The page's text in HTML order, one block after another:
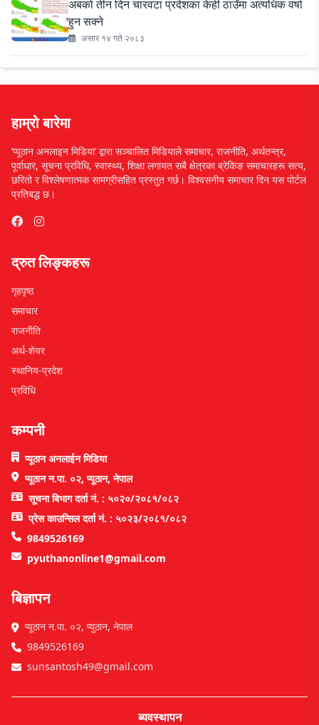
अबको तीन दिन चारवटा प्रदेशका केही ठाउँमा अत्यधिक वर्षा
हुन सक्ने
असार १४ गते २०८३
हाम्रो बारेमा
‘प्यूठान अनलाइन मिडिया’ द्वारा सञ्चालित मिडियाले समाचार, राजनीति, अर्थतन्त्र,
पूर्वाधार, सूचना प्रविधि, स्वास्थ्य, शिक्षा लगायत सबै क्षेत्रका ब्रेकिङ समाचारहरू सत्य,
छरितो र विश्लेषणात्मक सामग्रीसहित प्रस्तुत गर्छ। विश्वसनीय समाचार दिन यस पोर्टल
प्रतिबद्ध छ।
द्रुत लिङ्कहरू
गृहपृष्ठ
समाचार
राजनीति
अर्थ-शेयर
स्थानिय-प्रदेश
प्रविधि
कम्पनी
प्यूठान अनलाईन मिडिया
प्यूठान न.पा. ०२, प्यूठान, नेपाल
सूचना बिभाग दर्ता नं. : ५०२०/२०८१/०८२
प्रेस काउन्सिल दर्ता नं. : ५०२३/२०८१/०८२
9849526169
pyuthanonline1@gmail.com
बिज्ञापन
प्यूठान न.पा. ०२, प्युठान, नेपाल
9849526169
sunsantosh49@gmail.com
ब्यवस्थापन